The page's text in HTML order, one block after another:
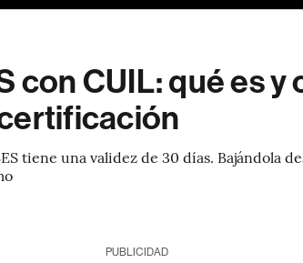
con CUIL: qué es
tiene una validez de 30 días. Bajándola
PUBLICIDAD